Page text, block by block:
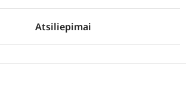
Atsiliepimai